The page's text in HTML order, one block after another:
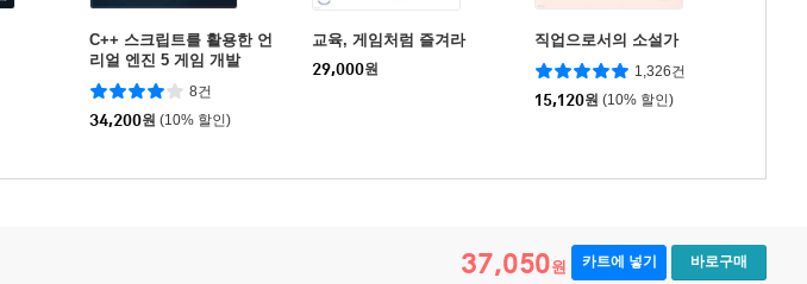
C++ 스크립트를 활용한 언
리얼 엔진 5 게임 개발
8건
34,200원 (10% 할인)
교육, 게임처럼 즐겨라
29,000원
직업으로서의 소설가
1,326건
15,120원 (10% 할인)
37,050원 카트에 넣기 바로구매